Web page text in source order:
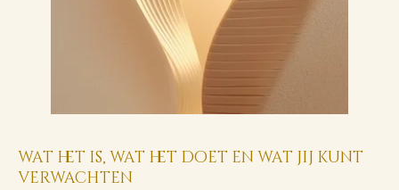
wat het is, wat het doet en wat jij kunt
verwachten